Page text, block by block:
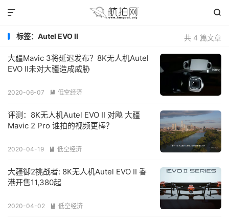


共 4 篇文章
标签：Autel EVO II
大疆Mavic 3将延迟发布？8K无人机Autel
EVO II未对大疆造成威胁
2020-06-07  低空经济
评测：8K无人机Autel EVO II 对飚 大疆
Mavic 2 Pro 谁拍的视频更棒？
2020-04-19  低空经济
大疆御2挑战者: 8K无人机Autel EVO II 香
港开售11,380起
2020-04-02  低空经济